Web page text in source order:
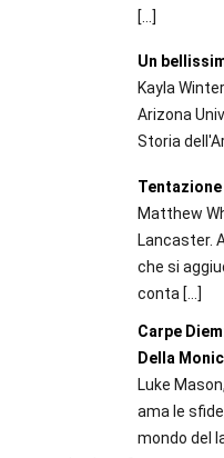
[…]
Un
Kayla
Arizona
Storia
Tentazione
Matthew
Lancaster.
che si
conta […]
Carpe
Della
Luke
ama le
mondo del